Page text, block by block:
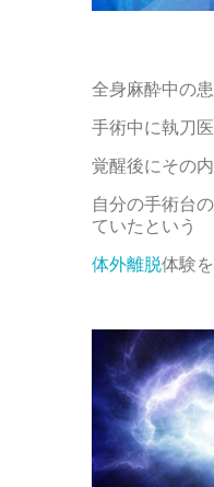
全身麻酔中の
手術中に執刀
覚醒後にその
自分の手術台
ていたという
体外離脱体験